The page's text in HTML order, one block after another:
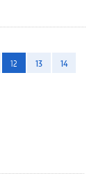
12 13
14